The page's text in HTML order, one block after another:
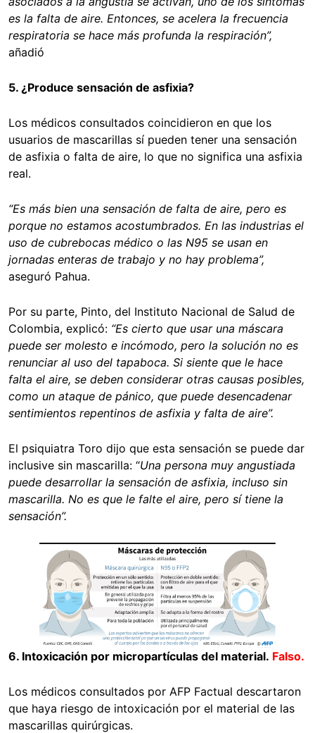
es la falta de aire. Entonces, se acelera la frecuencia
respiratoria se hace más profunda la respiración”,
añadió
5. ¿Produce sensación de asfixia?
Los médicos consultados coincidieron en que los
usuarios de mascarillas sí pueden tener una sensación
de asfixia o falta de aire, lo que no significa una asfixia
real.
“Es más bien una sensación de falta de aire, pero es
porque no estamos acostumbrados. En las industrias el
uso de cubrebocas médico o las N95 se usan en
jornadas enteras de trabajo y no hay problema”,
aseguró Pahua.
Por su parte, Pinto, del Instituto Nacional de Salud de
Colombia, explicó: “Es cierto que usar una máscara
puede ser molesto e incómodo, pero la solución no es
renunciar al uso del tapaboca. Si siente que le hace
falta el aire, se deben considerar otras causas posibles,
como un ataque de pánico, que puede desencadenar
sentimientos repentinos de asfixia y falta de aire”.
El psiquiatra Toro dijo que esta sensación se puede dar
inclusive sin mascarilla: “Una persona muy angustiada
puede desarrollar la sensación de asfixia, incluso sin
mascarilla. No es que le falte el aire, pero sí tiene la
sensación”.
Image
6. Intoxicación por micropartículas del material. Falso.
Los médicos consultados por AFP Factual descartaron
que haya riesgo de intoxicación por el material de las
mascarillas quirúrgicas.